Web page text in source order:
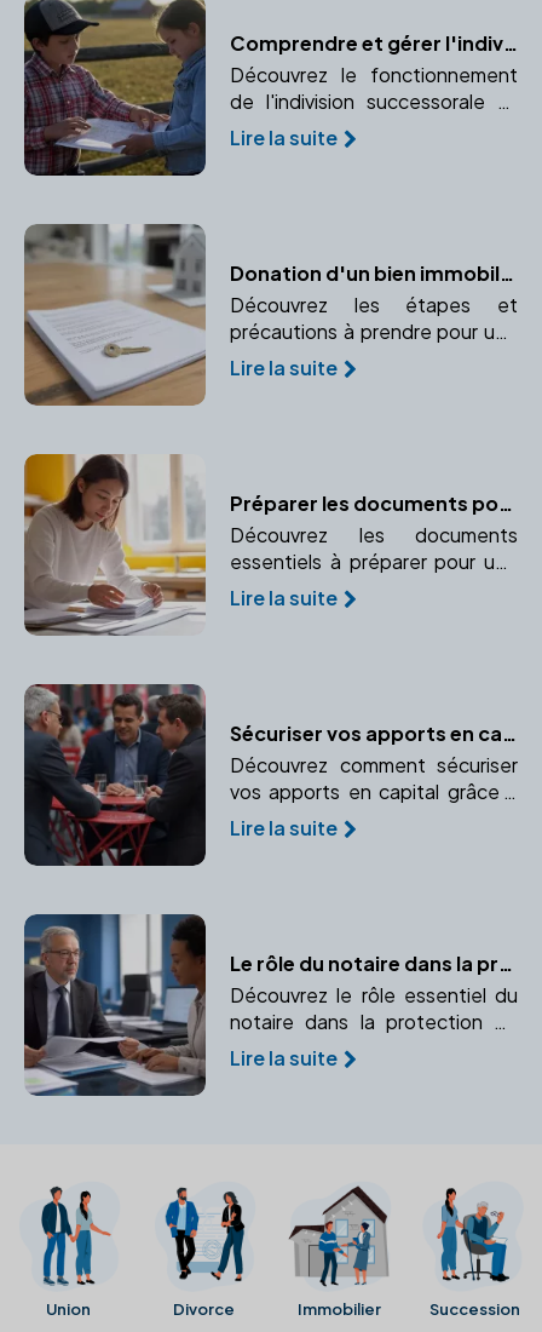
Comprendre et gérer l'indivision successorale avec l'aide d'un notaire
Découvrez le fonctionnement
de l'indivision successorale et
comment un notaire peut vous
aider à gérer cette situation
Lire la suite
Donation d'un bien immobilier : Comment procéder ?
Découvrez les étapes et
précautions à prendre pour une
donation immobilière sécurisée.
Comprenez le rôle crucial du
Lire la suite
Préparer les documents pour une adoption réussie
Découvrez les documents
essentiels à préparer pour une
adoption réussie et sécurisée
juridiquement. Faites appel à un
Lire la suite
Sécuriser vos apports en capital : l'importance de faire appel à un notaire
Découvrez comment sécuriser
vos apports en capital grâce à
l'expertise d'un notaire.
Apprenez à protéger vos biens
Lire la suite
Le rôle du notaire dans la protection juridique
Découvrez le rôle essentiel du
notaire dans la protection de
vos droits et la sécurité de vos
proches. Un expert pour
Lire la suite
Union Divorce Immobilier Succession